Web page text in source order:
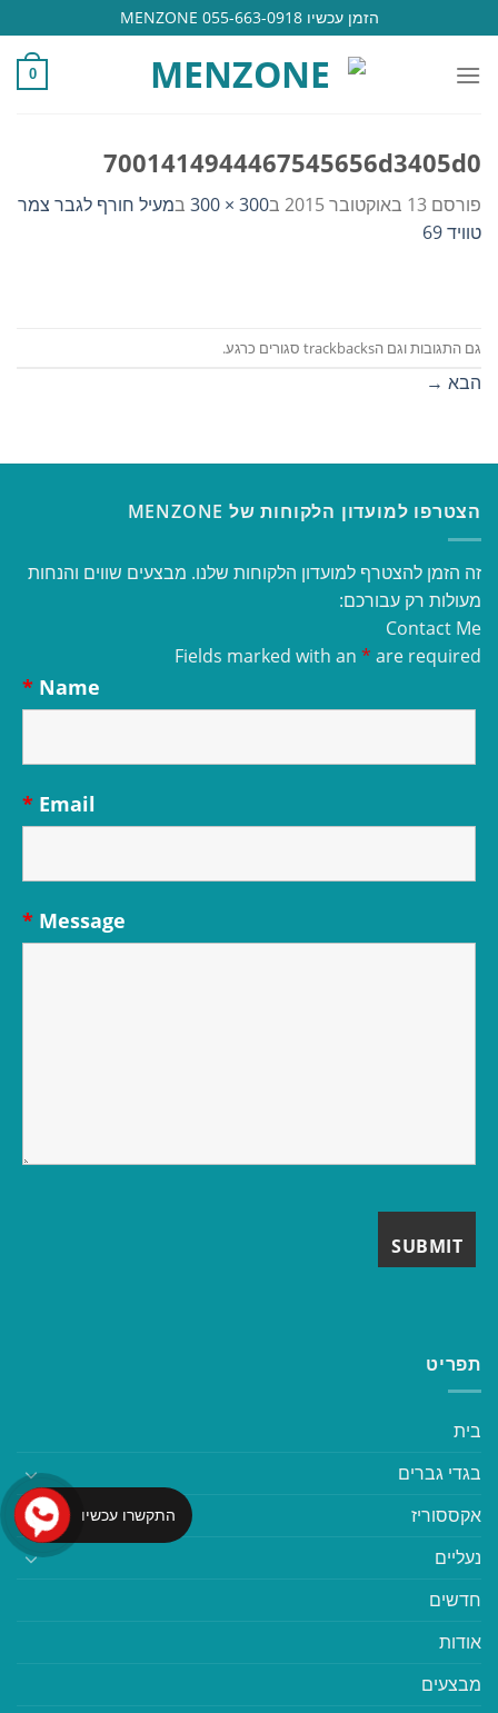
to
content
הזמן עכשיו 055-663-0918 MENZONE
0
7001414944467545656d3405d0
פורסם 13 באוקטובר 2015 ב300 × 300 במעיל חורף לגבר צמר
טוויד 69
גם התגובות וגם הtrackbacks סגורים כרגע.
הבא →
הצטרפו למועדון הלקוחות של MENZONE
זה הזמן להצטרף למועדון הלקוחות שלנו. מבצעים שווים והנחות
מעולות רק עבורכם:
Contact Me
Fields marked with an * are required
Name
*
Email
*
Message
*
תפריט
בית
בגדי גברים
אקססוריז
נעליים
חדשים
אודות
מבצעים
התקשרו עכשיו